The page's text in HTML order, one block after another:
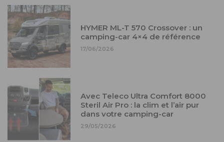
HYMER ML-T 570 Crossover : un
camping-car 4×4 de référence
17/06/2026
Avec Teleco Ultra Comfort 8000
Steril Air Pro : la clim et l’air pur
dans votre camping-car
29/05/2026